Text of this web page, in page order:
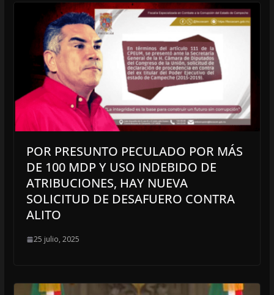
POR PRESUNTO PECULADO POR MÁS
DE 100 MDP Y USO INDEBIDO DE
ATRIBUCIONES, HAY NUEVA
SOLICITUD DE DESAFUERO CONTRA
ALITO
25 julio, 2025